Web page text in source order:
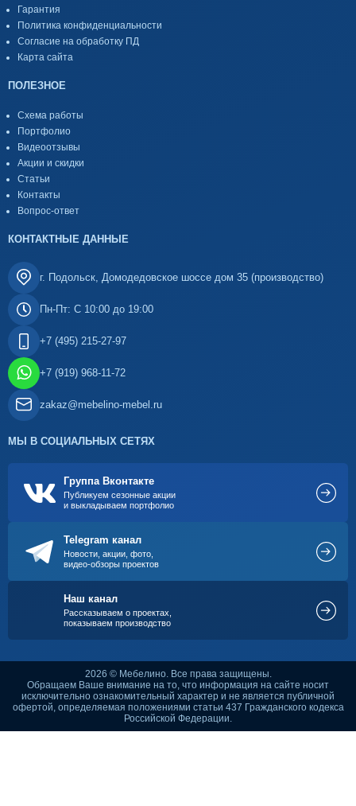
Гарантия
Политика конфиденциальности
Согласие на обработку ПД
Карта сайта
ПОЛЕЗНОЕ
Схема работы
Портфолио
Видеоотзывы
Акции и скидки
Статьи
Контакты
Вопрос-ответ
КОНТАКТНЫЕ ДАННЫЕ
г. Подольск, Домодедовское шоссе дом 35 (производство)
Пн-Пт: С 10:00 до 19:00
+7 (495) 215-27-97
+7 (919) 968-11-72
zakaz@mebelino-mebel.ru
МЫ В СОЦИАЛЬНЫХ СЕТЯХ
Группа Вконтакте
Публикуем сезонные акции
и выкладываем портфолио
Telegram канал
Новости, акции, фото,
видео-обзоры проектов
Наш канал
Рассказываем о проектах,
показываем производство
2026 © Мебелино. Все права защищены.
Обращаем Ваше внимание на то, что информация на сайте носит
исключительно ознакомительный характер и не является публичной
офертой, определяемая положениями статьи 437 Гражданского кодекса
Российской Федерации.